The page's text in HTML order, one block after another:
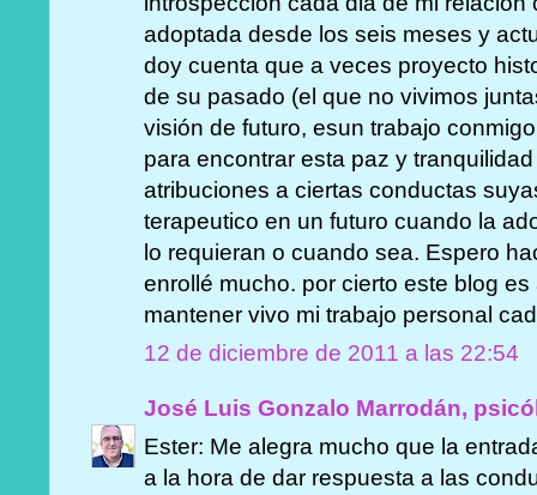
adoptada desde los seis meses y
doy cuenta que a veces proyecto
de su pasado (el que no vivimos
visión de futuro, esun trabajo
para encontrar esta paz y
atribuciones a ciertas conductas
terapeutico en un futuro cuando la
lo requieran o cuando sea. Espero
enrollé mucho. por cierto este blog
mantener vivo mi trabajo personal
12 de diciembre de 2011 a las 22:54
José Luis Gonzalo Marrodán,
Ester: Me alegra mucho que la
a la hora de dar respuesta a las